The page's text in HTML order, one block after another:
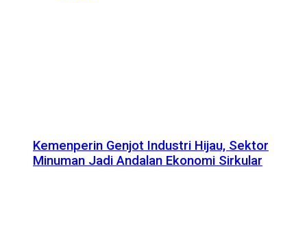
Kemenperin Genjot Industri Hijau, Sektor
Minuman Jadi Andalan Ekonomi Sirkular